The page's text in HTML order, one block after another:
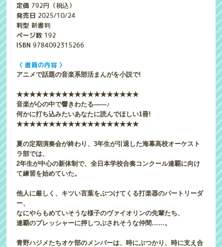
定価 792円（税込）
発売日 2025/10/24
判型 新書判
ページ数 192
ISBN9784092315266
〈 書籍の内容 〉
アニメで話題の音楽系部活まんがを小説で!
★★★★★★★★★★★★★★★★★★★
音楽が心の中で響きわたる――♪
何かに打ち込みたいあなたに読んでほしい1冊!
★★★★★★★★★★★★★★★★★★★
夏の定期演奏会が終わり、3年生が引退した海幕高校オーケスト
ラ部では、
2年生が中心の新体制で、全日本学校合奏コンクール連覇に向け
て練習を始めていた。
他人に厳しく、キツい言葉をぶつけてくる打楽器のパートリーダ
ー、
なにやらもめていそうな様子のヴァイオリンの先輩たち、
連覇のプレッシャーに押しつぶされそうな仲間……。
青野ハジメたちオケ部のメンバーは、時にぶつかり、時に支え合